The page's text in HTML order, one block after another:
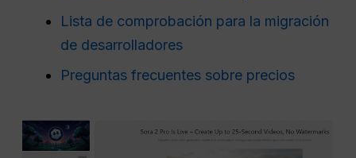
Lista de comprobación para la migración
de desarrolladores
Preguntas frecuentes sobre precios